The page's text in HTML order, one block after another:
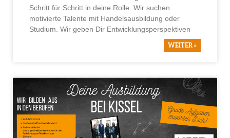
Schritt für Schritt in deine Rolle. Wir suchen
motivierte Talente mit Handelsausbildung oder
Studium. Wir geben Dir Entwicklungsperspektiven
WEITER »